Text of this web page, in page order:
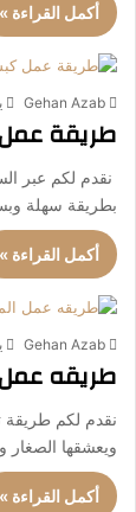
أكمل القراءة »
Gehan Azab
طريقة عمل
نقدم لكم عبر
بطريقة سهلة
أكمل القراءة »
Gehan Azab
طريقه
نقدم لكم طريقة
ويعشقها
أكمل القراءة »